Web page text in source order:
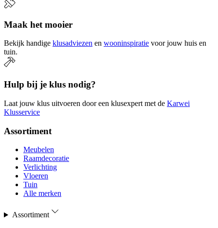
Maak het mooier
Bekijk handige klusadviezen en wooninspiratie voor jouw huis en
tuin.
Hulp bij je klus nodig?
Laat jouw klus uitvoeren door een klusexpert met de Karwei
Klusservice
Assortiment
Meubelen
Raamdecoratie
Verlichting
Vloeren
Tuin
Alle merken
Assortiment